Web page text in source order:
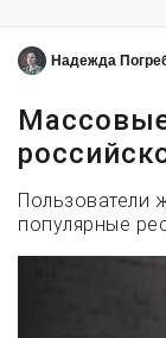
Надежда
Пользователи
популярные